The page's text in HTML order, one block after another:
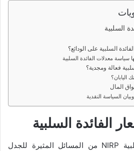
السلبية
السلبية على الودائع؟
معدلات الفائدة السلبية
فعالة ومجدية؟
اليابان؟
المال
السياسة النقدية
الفائدة السلبية
تعتبر سياسة الفائدة السلبية NIRP من المسائل المثيرة للجدل